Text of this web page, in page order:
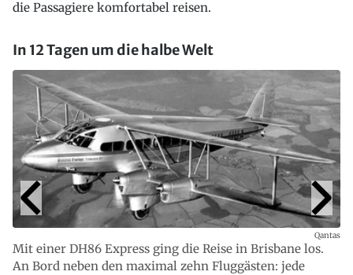
die Passagiere komfortabel reisen.
In 12 Tagen um die halbe Welt
Mit einer DH86 Express ging die Reise in Brisbane los.
An Bord neben den maximal zehn Fluggästen: jede
Qantas